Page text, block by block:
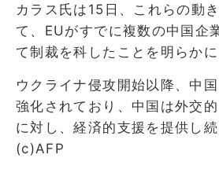
カラス氏は15日、これらの動
て、EUがすでに複数の中国企
て制裁を科したことを明らかに
ウクライナ侵攻開始以降、中
強化されており、中国は外交
に対し、経済的支援を提供し続
(c)AFP